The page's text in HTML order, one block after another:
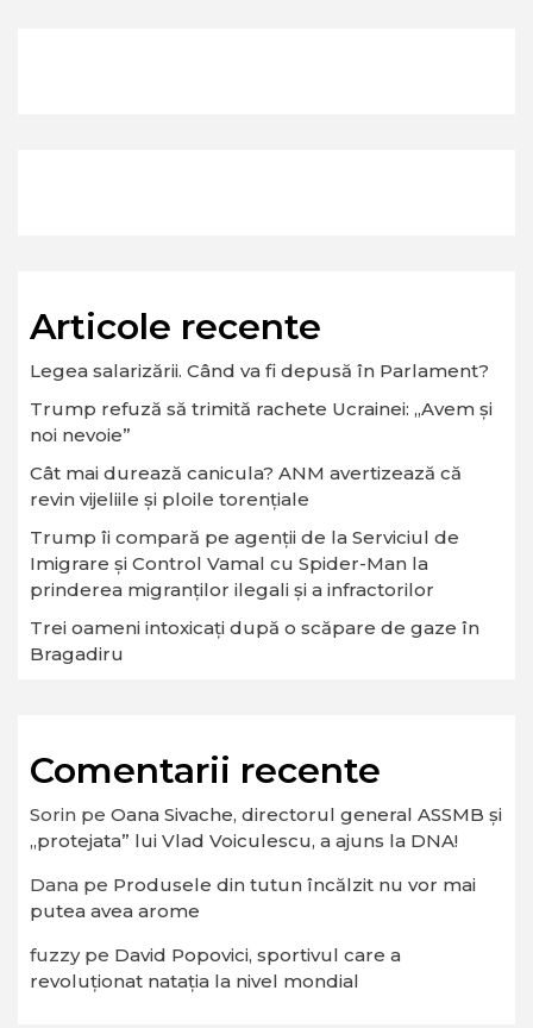
Articole recente
Legea salarizării. Când va fi depusă în Parlament?
Trump refuză să trimită rachete Ucrainei: „Avem și
noi nevoie”
Cât mai durează canicula? ANM avertizează că
revin vijeliile și ploile torențiale
Trump îi compară pe agenții de la Serviciul de
Imigrare și Control Vamal cu Spider-Man la
prinderea migranților ilegali și a infractorilor
Trei oameni intoxicați după o scăpare de gaze în
Bragadiru
Comentarii recente
Sorin pe Oana Sivache, directorul general ASSMB și
„protejata” lui Vlad Voiculescu, a ajuns la DNA!
Dana pe Produsele din tutun încălzit nu vor mai
putea avea arome
fuzzype David Popovici, sportivul care a
revoluționat natația la nivel mondial